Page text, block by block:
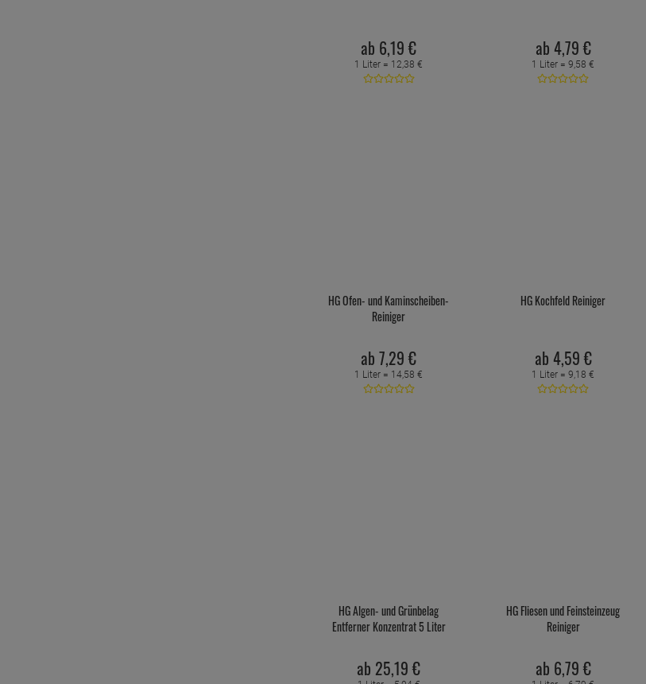
ab 6,19 €
1 Liter = 12,38 €
ab 4,79 €
1 Liter =9,58 €
HG Ofen- und Kaminscheiben-
Reiniger
ab 7,29 €
1 Liter = 14,58 €
HG Kochfeld Reiniger
ab 4,59 €
1 Liter =9,18 €
HG Algen- und Grünbelag
Entferner Konzentrat 5 Liter
ab 25,19 €
HG Fliesen und Feinsteinzeug
Reiniger
ab 6,79 €